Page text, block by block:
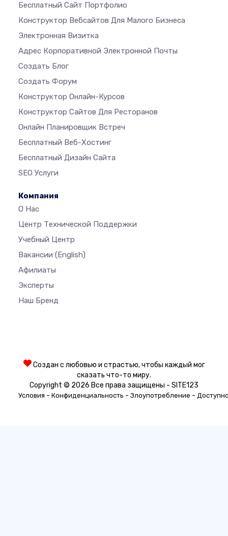
Бесплатный Сайт Портфолио
Конструктор Вебсайтов Для Малого Бизнеса
Электронная Визитка
Адрес Корпоративной Электронной Почты
Создать Блог
Создать Форум
Конструктор Онлайн-Курсов
Конструктор Сайтов Для Ресторанов
Онлайн Планировщик Встреч
Бесплатный Веб-Хостинг
Бесплатный Дизайн Сайта
SEO Услуги
Компания
О Нас
Центр Технической Поддержки
Учебный Центр
Вакансии (English)
Афилиаты
Эксперты
Наш Бренд
Создан с любовью и страстью, чтобы каждый мог
сказать что-то миру.
Copyright © 2026 Все права защищены - SITE123
Условия - Конфиденциальность - Злоупотребление -